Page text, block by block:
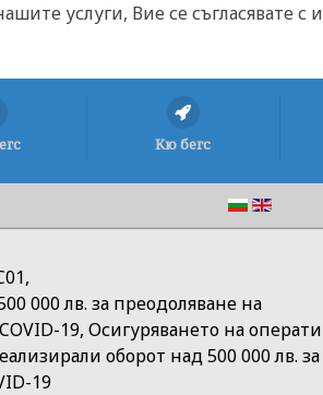
услуги, Вие се съгласявате с
Кю бегс
000 лв. за преодоляване на
19, Осигуряването на
оборот над 500 000 лв. за
19